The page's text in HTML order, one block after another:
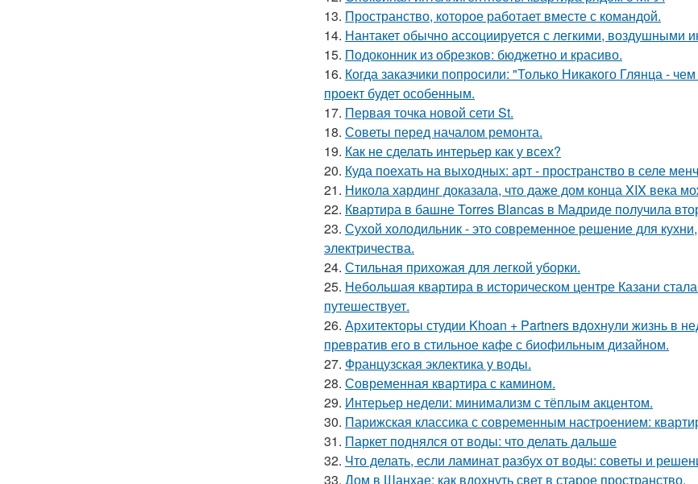
13. Пространство, которое работает вместе с командой.
14. Нантакет обычно ассоциируется с легкими, воздушными
15. Подоконник из обрезков: бюджетно и красиво.
16. Когда заказчики попросили: "Только Никакого Глянца -
проект будет особенным.
17. Первая точка новой сети St.
18. Советы перед началом ремонта.
19. Как не сделать интерьер как у всех?
20. Куда поехать на выходных: арт - пространство в селе
21. Никола хардинг доказала, что даже дом конца XIX века
22. Квартира в башне Torres Blancas в Мадриде получила
23. Сухой холодильник - это современное решение для
электричества.
24. Стильная прихожая для легкой уборки.
25. Небольшая квартира в историческом центре Казани
путешествует.
26. Архитекторы студии Khoan + Partners вдохнули жизнь в
превратив его в стильное кафе с биофильным дизайном.
27. Французская эклектика у воды.
28. Современная квартира с камином.
29. Интерьер недели: минимализм с тёплым акцентом.
30. Парижская классика с современным настроением:
31. Паркет поднялся от воды: что делать дальше
32. Что делать, если ламинат разбух от воды: советы и
33. Дом в Шанхае: как вдохнуть свет в старое пространство.